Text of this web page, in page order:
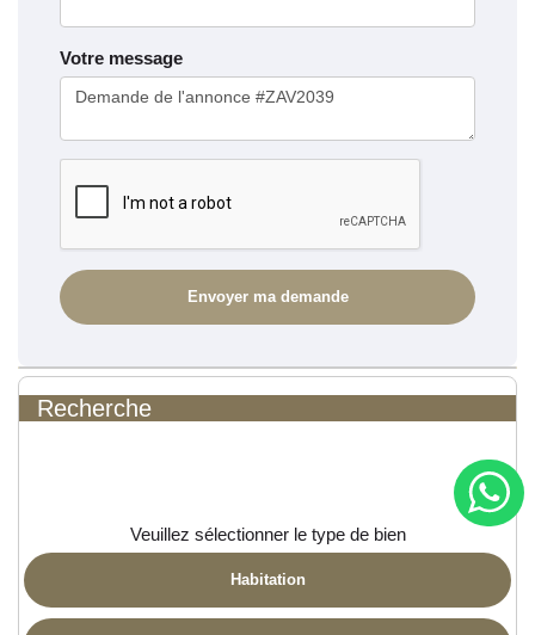
Votre message
Recherche
Veuillez sélectionner le type de bien
Habitation